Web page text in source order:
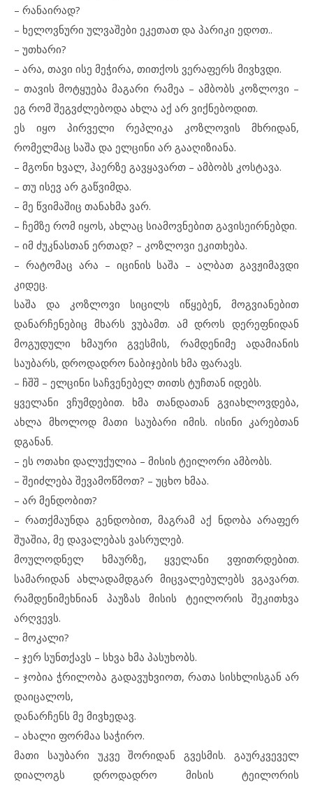
– რანაირად?
– ხელოვნური ულვაშები ეკეთათ და პარიკი ედოთ..
– უთხარი?
– არა, თავი ისე მეჭირა, თითქოს ვერაფერს მივხვდი.
– თავის მოტყუება მაგარი რამეა – ამბობს კოზლოვი –
ეგ რომ შეგვძლებოდა ახლა აქ არ ვიქნებოდით.
ეს იყო პირველი რეპლიკა კოზლოვის მხრიდან,
რომელმაც საშა და ელცინი არ გააღიზიანა.
– მგონი ხვალ, ჰაერზე გავყავართ – ამბობს კოსტავა.
– თუ ისევ არ გაწვიმდა.
– მე წვიმაშიც თანახმა ვარ.
– ჩემზე რომ იყოს, ახლაც სიამოვნებით გავისეირნებდი.
– იმ ძუკნასთან ერთად? – კოზლოვი ეკითხება.
– რატომაც არა – იცინის საშა – ალბათ გავჟიმავდი
კიდეც.
საშა და კოზლოვი სიცილს იწყებენ, მოგვიანებით
დანარჩენებიც მხარს ვუბამთ. ამ დროს დერეფნიდან
მოგუდული ხმაური გვესმის, რამდენიმე ადამიანის
საუბარს, დროდადრო ნაბიჯების ხმა ფარავს.
– ჩშშ – ელცინი საჩვენებელ თითს ტუჩთან იდებს.
ყველანი ვჩუმდებით. ხმა თანდათან გვიახლოვდება,
ახლა მხოლოდ მათი საუბარი იმის. ისინი კარებთან
დგანან.
– ეს ოთახი დალუქულია – მისის ტეილორი ამბობს.
– შეიძლება შევამოწმოთ? – უცხო ხმაა.
– არ მენდობით?
– რათქმაუნდა გენდობით, მაგრამ აქ ნდობა არაფერ
შუაშია, მე დავალებას ვასრულებ.
მოულოდნელ ხმაურზე, ყველანი ვფითრდებით.
სამარიდან ახლადამდგარ მიცვალებულებს ვგავართ.
რამდენიმეხნიან პაუზას მისის ტეილორის შეკითხვა
არღვევს.
– მოკალი?
– ჯერ სუნთქავს – სხვა ხმა პასუხობს.
– ჯობია ჭრილობა გადავუხვიოთ, რათა სისხლისგან არ
დაიცალოს,
დანარჩენს მე მივხედავ.
– ახალი ფორმაა საჭირო.
მათი საუბარი უკვე შორიდან გვესმის. გაურკვეველ
დიალოგს დროდადრო მისის ტეილორის